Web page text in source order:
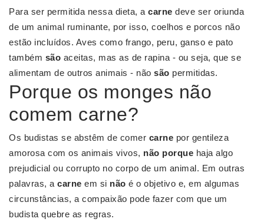
Para ser permitida nessa dieta, a carne deve ser oriunda
de um animal ruminante, por isso, coelhos e porcos não
estão incluídos. Aves como frango, peru, ganso e pato
também são aceitas, mas as de rapina - ou seja, que se
alimentam de outros animais - não são permitidas.
Porque os monges não
comem carne?
Os budistas se abstêm de comer carne por gentileza
amorosa com os animais vivos, não porque haja algo
prejudicial ou corrupto no corpo de um animal. Em outras
palavras, a carne em si não é o objetivo e, em algumas
circunstâncias, a compaixão pode fazer com que um
budista quebre as regras.